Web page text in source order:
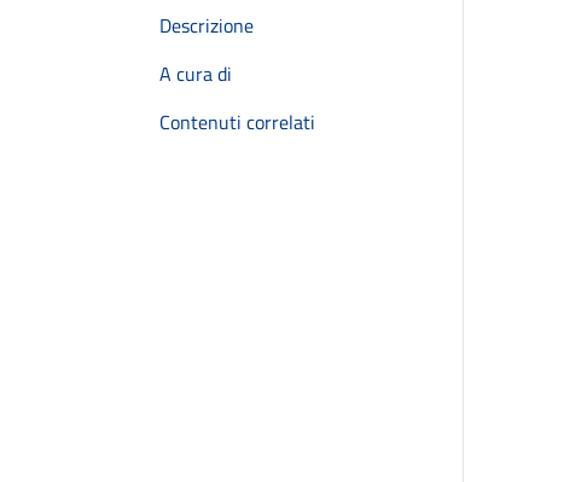
Descrizione
A cura di
Contenuti correlati